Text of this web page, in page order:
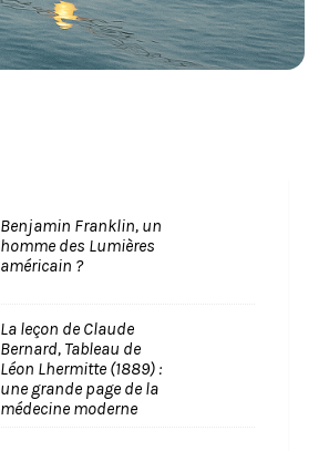
Benjamin Franklin, un
homme des Lumières
américain ?
La leçon de Claude
Bernard, Tableau de
Léon Lhermitte (1889) :
une grande page de la
médecine moderne